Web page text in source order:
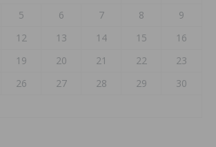
5 6 7 8
9
12 13 14 15
16
19 20 21 22
23
26 27 28 29
30